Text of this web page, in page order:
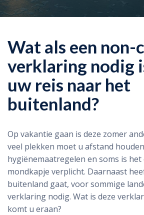
Wat als een non-
verklaring nodig
uw reis naar het
buitenland?
Op vakantie gaan is deze zomer
veel plekken moet u afstand
hygiënemaatregelen en soms is het
mondkapje verplicht. Daarnaast
buitenland gaat, voor sommige
verklaring nodig. Wat is deze
komt u eraan?